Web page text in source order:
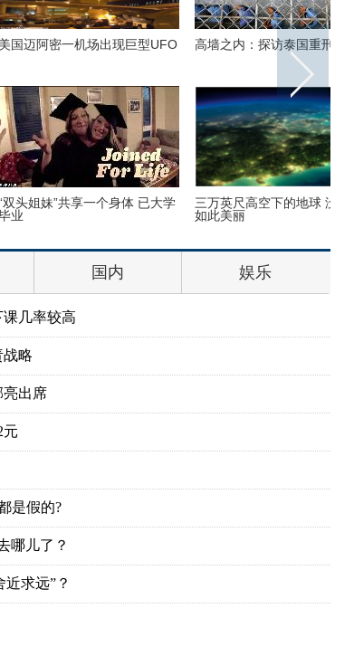
探访泰国重刑犯监狱
丹麦小猫拥有奇异大眼 睡觉时仍
空下的地球 没想到竟
巴西：2016里约动漫节精彩上演
花式Cosplay美女趣味十足
国内 娱乐
几率较高
略
亮出席
元
是假的?
哪儿了？
求远”？